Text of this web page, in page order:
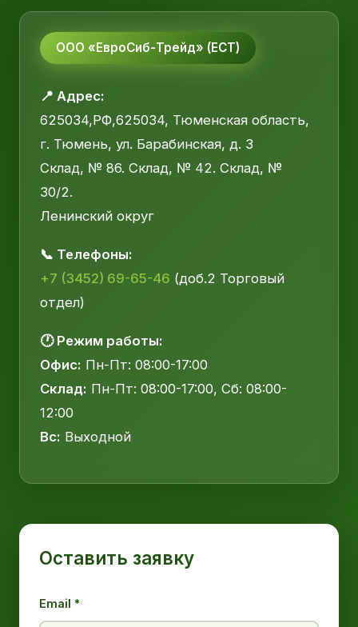
ООО «ЕвроСиб-Трейд» (ЕСТ)
📍 Адрес:
625034,РФ,625034, Тюменская область,
г. Тюмень, ул. Барабинская, д. 3
Склад, № 86. Склад, № 42. Склад, №
30/2.
Ленинский округ
📞 Телефоны:
+7 (3452) 69-65-46 (доб.2 Торговый
отдел)
🕐 Режим работы:
Офис: Пн-Пт: 08:00-17:00
Склад: Пн-Пт: 08:00-17:00, Сб: 08:00-
12:00
Вс: Выходной
Оставить заявку
Email *